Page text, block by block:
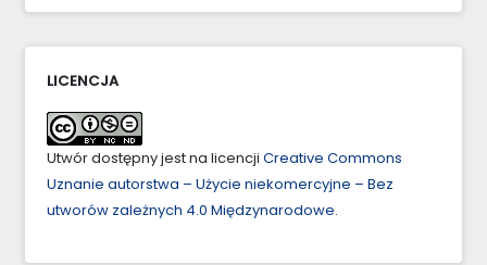
LICENCJA
Utwór dostępny jest na licencji Creative Commons
Uznanie autorstwa – Użycie niekomercyjne – Bez
utworów zależnych 4.0 Międzynarodowe.